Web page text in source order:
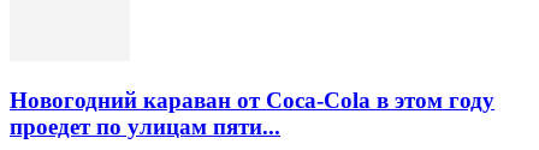
Новогодний караван от Coca-Cola в этом году
проедет по улицам пяти...